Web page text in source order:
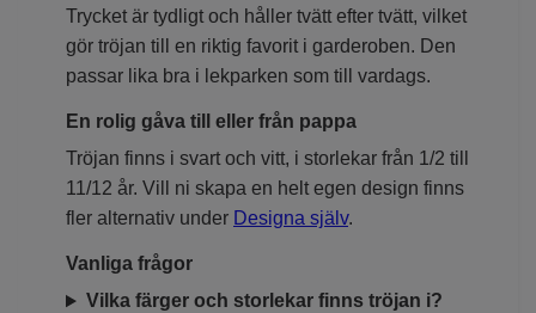
Trycket är tydligt och håller tvätt efter tvätt, vilket
gör tröjan till en riktig favorit i garderoben. Den
passar lika bra i lekparken som till vardags.
En rolig gåva till eller från pappa
Tröjan finns i svart och vitt, i storlekar från 1/2 till
11/12 år. Vill ni skapa en helt egen design finns
fler alternativ under Designa själv.
Vanliga frågor
Vilka färger och storlekar finns tröjan i?